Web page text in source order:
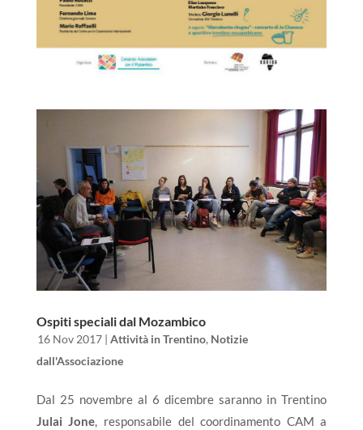
Ospiti speciali dal Mozambico
16 Nov 2017| Attività in Trentino, Notizie
dall'Associazione
Dal 25 novembre al 6 dicembre saranno in Trentino
Julai Jone, responsabile del coordinamento CAM a